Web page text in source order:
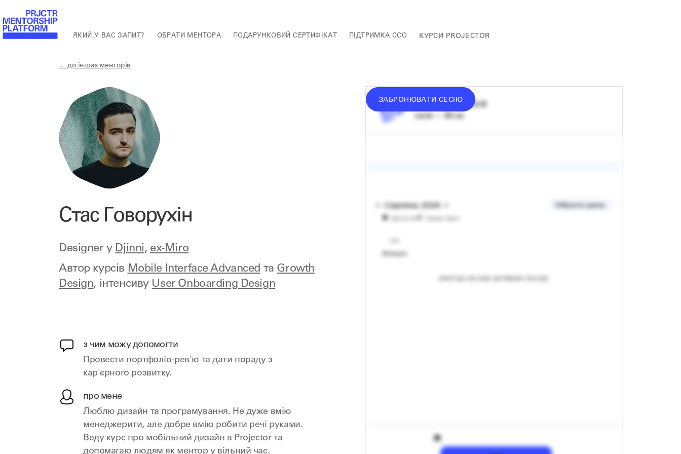
ЯКИЙ У ВАС ЗАПИТ? ОБРАТИ МЕНТОРА ПОДАРУНКОВИЙ СЕРТИФІКАТ ПІДТРИМКА ССО КУРСИ PROJECTOR
← до інших менторів
Стас Говорухін
Designer у Djinni, ex-Miro
Автор курсів Mobile Interface Advanced та Growth
Design, інтенсиву User Onboarding Design
з чим можу допомогти
Провести портфоліо-рев'ю та дати пораду з
кар'єрного розвитку.
про мене
Люблю дизайн та програмування. Не дуже вмію
менеджерити, але добре вмію робити речі руками.
Веду курс про мобільний дизайн в Projector та
допомагаю людям як ментор у вільний час.
ЗАБРОНЮВАТИ СЕСІЮ
1500
₴
сесія — 60 хв